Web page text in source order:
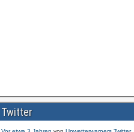
Twitter
ift.tt/wdhtnmI pic.twitter.com/cmFX…
Vor etwa 3 Jahren